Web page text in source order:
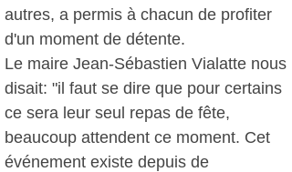
autres, a permis à chacun de profiter
d'un moment de détente.
Le maire Jean-Sébastien Vialatte nous
disait: "il faut se dire que pour certains
ce sera leur seul repas de fête,
beaucoup attendent ce moment. Cet
événement existe depuis de